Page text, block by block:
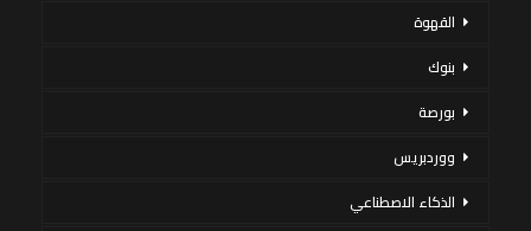
القهوة
بنوك
بورصة
ووردبريس
الذكاء الاصطناعي